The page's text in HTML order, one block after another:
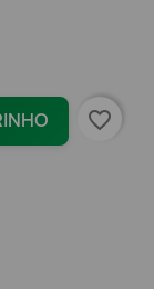
favorite_border